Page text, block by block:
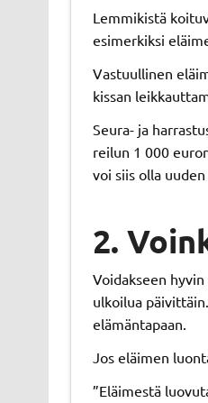
Lemmikistä
esimerkiksi
Vastuullinen
kissan
Seura- ja
reilun 1 000
voi siis olla
2.
Voidakseen
ulkoilua
elämäntapaan.
Jos eläimen
”Eläimestä